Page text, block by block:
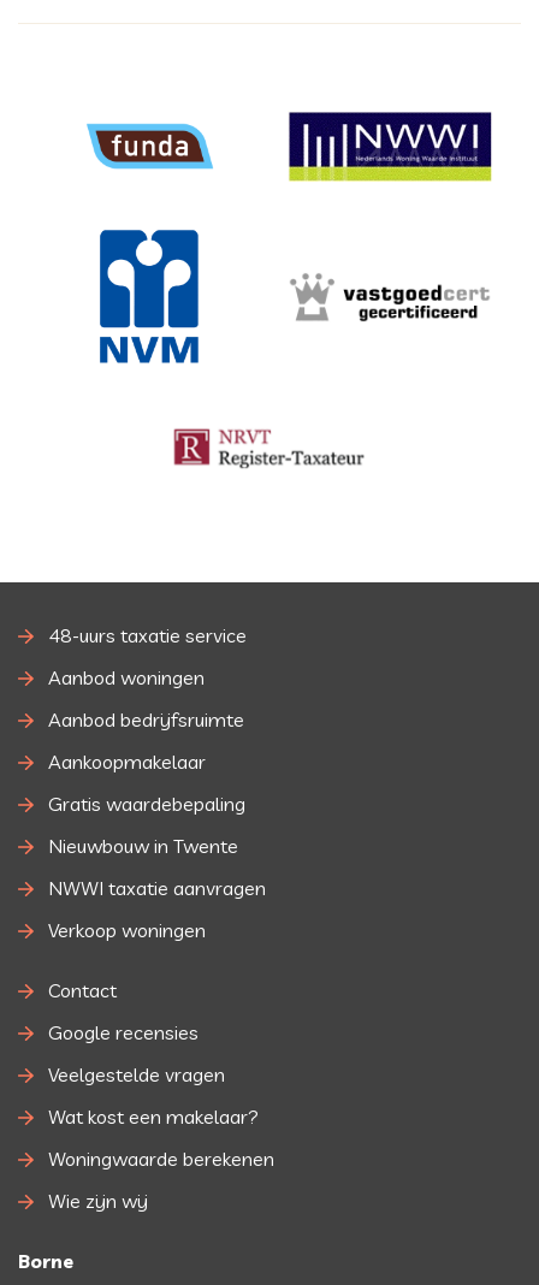
48-uurs taxatie service
Aanbod woningen
Aanbod bedrijfsruimte
Aankoopmakelaar
Gratis waardebepaling
Nieuwbouw in Twente
NWWI taxatie aanvragen
Verkoop woningen
Contact
Google recensies
Veelgestelde vragen
Wat kost een makelaar?
Woningwaarde berekenen
Wie zijn wij
Borne